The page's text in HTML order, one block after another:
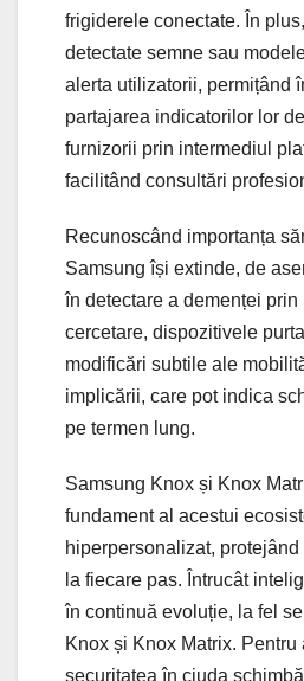
frigiderele conectate. În
detectate semne sau
alerta utilizatorii, permițând
partajarea indicatorilor lor
furnizorii prin intermediul
facilitând consultări
Recunoscând importanța
Samsung își extinde, de
în detectare a demenței prin
cercetare, dispozitivele
modificări subtile ale
implicării, care pot indica
pe termen lung.
Samsung Knox și Knox
fundament al acestui
hiperpersonalizat,
la fiecare pas. Întrucât
în continuă evoluție, la fel
Knox și Knox Matrix. Pentru
securitatea în ciuda